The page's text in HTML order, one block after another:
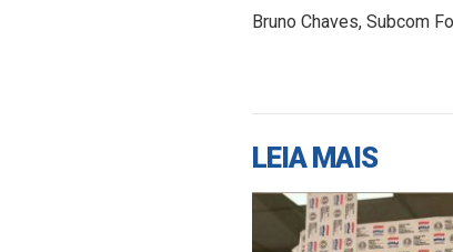
Bruno Chaves, Subcom
LEIA MAIS